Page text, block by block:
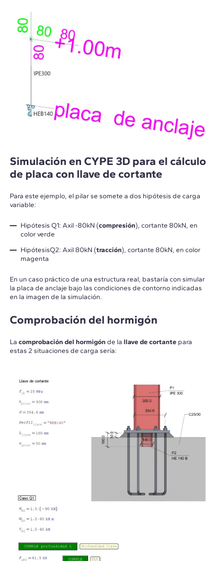
Simulación en CYPE 3D para el cálculo
de placa con llave de cortante
Para este ejemplo, el pilar se somete a dos hipótesis de carga
variable:
Hipótesis Q1: Axil -80kN (compresión), cortante 80kN, en
color verde
HipótesisQ2: Axil 80kN (tracción), cortante 80kN, en color
magenta
En un caso práctico de una estructura real, bastaría con simular
la placa de anclaje bajo las condiciones de contorno indicadas
en la imagen de la simulación.
Comprobación del hormigón
La comprobación del hormigónde la llave de cortante para
estas 2 situaciones de carga sería: